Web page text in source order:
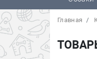
Главная